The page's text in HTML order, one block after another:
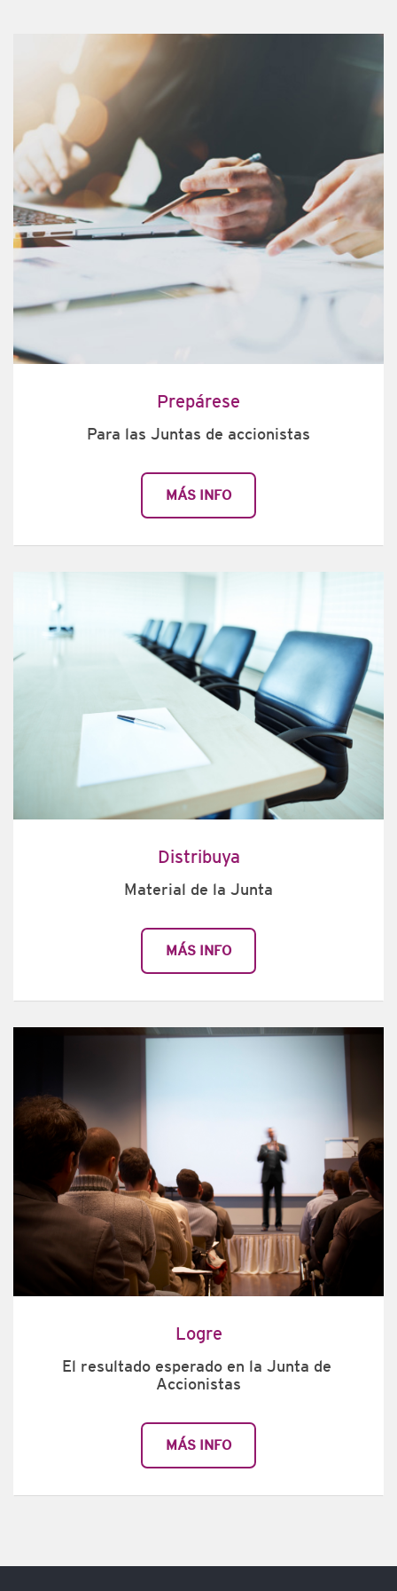
Prepárese
Para las Juntas de accionistas
MÁS INFO
Distribuya
Material de la Junta
MÁS INFO
Logre
El resultado esperado en la Junta de
Accionistas
MÁS INFO